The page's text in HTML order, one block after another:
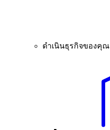
ดำเนินธุรกิจของคุณ